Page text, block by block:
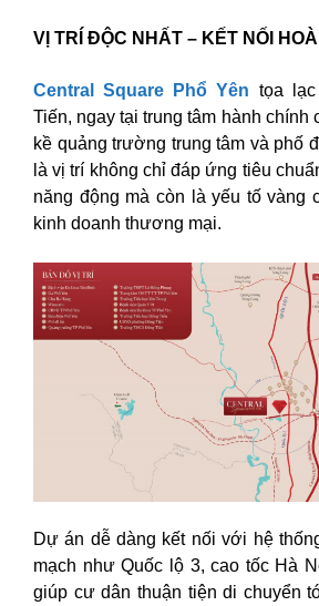
VỊ TRÍ ĐỘC NHẤT – KẾT NỐI
Central Square Phổ Yên tọa
Tiến, ngay tại trung tâm hành chính
kề quảng trường trung tâm và phố
là vị trí không chỉ đáp ứng tiêu
năng động mà còn là yếu tố vàng
kinh doanh thương mại.
Dự án dễ dàng kết nối với hệ
mạch như Quốc lộ 3, cao tốc Hà
giúp cư dân thuận tiện di chuyển